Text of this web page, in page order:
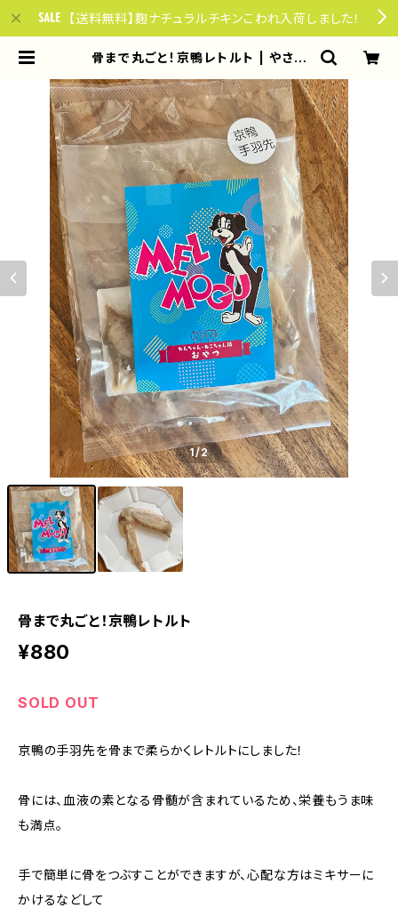
【送料無料】麴ナチュラルチキンこわれ入荷しました！
骨まで丸ごと！京鴨レトルト | やさし
1/2
骨まで丸ごと！京鴨レトルト
¥880
SOLD OUT
京鴨の手羽先を骨まで柔らかくレトルトにしました！
骨には、血液の素となる骨髄が含まれているため、栄養もうま味
も満点。
手で簡単に骨をつぶすことができますが、心配な方はミキサーに
かけるなどして